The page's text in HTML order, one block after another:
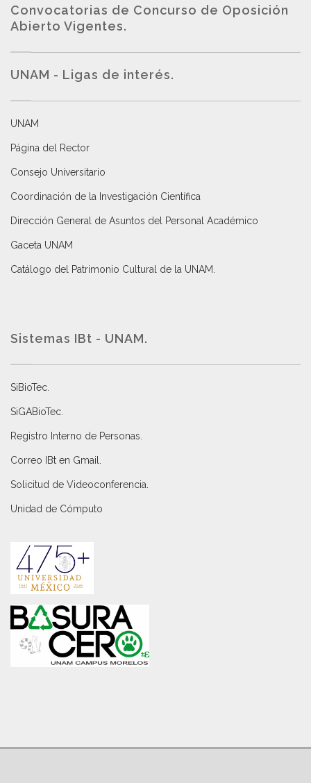
Convocatorias de Concurso de Oposición
Abierto Vigentes.
UNAM - Ligas de interés.
UNAM
Página del Rector
Consejo Universitario
Coordinación de la Investigación Científica
Dirección General de Asuntos del Personal Académico
Gaceta UNAM
Catálogo del Patrimonio Cultural de la UNAM.
Sistemas IBt - UNAM.
SiBioTec
SiGABioTec.
Registro Interno de Personas
Correo IBt en Gmail
Solicitud de Videoconferencia.
Unidad de Cómputo